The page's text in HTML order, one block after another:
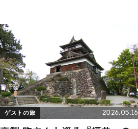
ゲストの旅 2026.05.16